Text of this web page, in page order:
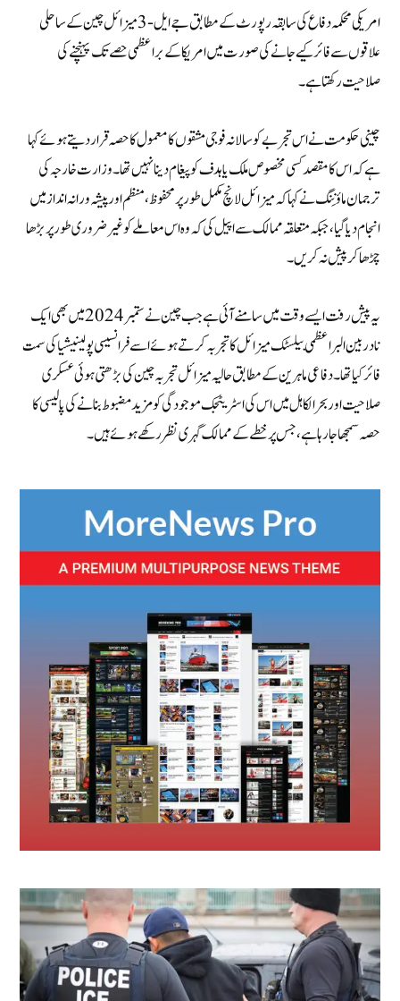
امریکی محکمہ دفاع کی سابقہ رپورٹ کے مطابق جے ایل -3 میزائل چین کے ساحلی
علاقوں سے فائر کیے جانے کی صورت میں امریکا کے براعظمی حصے تک پہنچنے کی
صلاحیت رکھتا ہے۔
چینی حکومت نے اس تجربے کو سالانہ فوجی مشقوں کا معمول کا حصہ قرار دیتے ہوئے کہا
ہے کہ اس کا مقصد کسی مخصوص ملک یا ہدف کو پیغام دینا نہیں تھا۔ وزارت خارجہ کی
ترجمان ماؤ نِنگ نے کہا کہ میزائل لانچ مکمل طور پر محفوظ، منظم اور پیشہ ورانہ انداز میں
انجام دیا گیا، جبکہ متعلقہ ممالک سے اپیل کی کہ وہ اس معاملے کو غیر ضروری طور پر بڑھا
چڑھا کر پیش نہ کریں۔
یہ پیش رفت ایسے وقت میں سامنے آئی ہے جب چین نے ستمبر 2024 میں بھی ایک
نادر بین البراعظمی بیلسٹک میزائل کا تجربہ کرتے ہوئے اسے فرانسیسی پولینیشیا کی سمت
فائر کیا تھا۔ دفاعی ماہرین کے مطابق حالیہ میزائل تجربہ چین کی بڑھتی ہوئی عسکری
صلاحیت اور بحرالکاہل میں اس کی اسٹریٹجک موجودگی کو مزید مضبوط بنانے کی پالیسی کا
حصہ سمجھا جا رہا ہے، جس پر خطے کے ممالک گہری نظر رکھے ہوئے ہیں۔